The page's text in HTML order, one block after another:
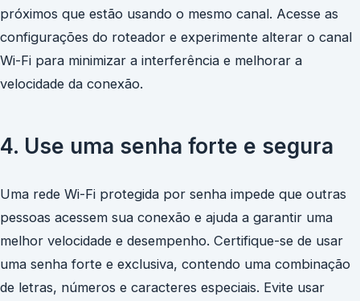
próximos que estão usando o mesmo canal. Acesse as
configurações do roteador e experimente alterar o canal
Wi-Fi para minimizar a interferência e melhorar a
velocidade da conexão.
4. Use uma senha forte e segura
Uma rede Wi-Fi protegida por senha impede que outras
pessoas acessem sua conexão e ajuda a garantir uma
melhor velocidade e desempenho. Certifique-se de usar
uma senha forte e exclusiva, contendo uma combinação
de letras, números e caracteres especiais. Evite usar